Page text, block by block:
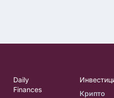
Daily
Finances
Крипто